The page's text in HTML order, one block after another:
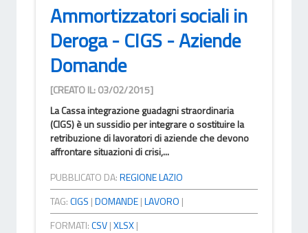
Ammortizzatori sociali in
Deroga - CIGS - Aziende
Domande
[CREATO IL: 03/02/2015]
La Cassa integrazione guadagni straordinaria
(CIGS) è un sussidio per integrare o sostituire la
retribuzione di lavoratori di aziende che devono
affrontare situazioni di crisi,...
PUBBLICATO DA:REGIONE LAZIO
TAG:CIGS |DOMANDE|LAVORO |
FORMATI:CSV|XLSX|